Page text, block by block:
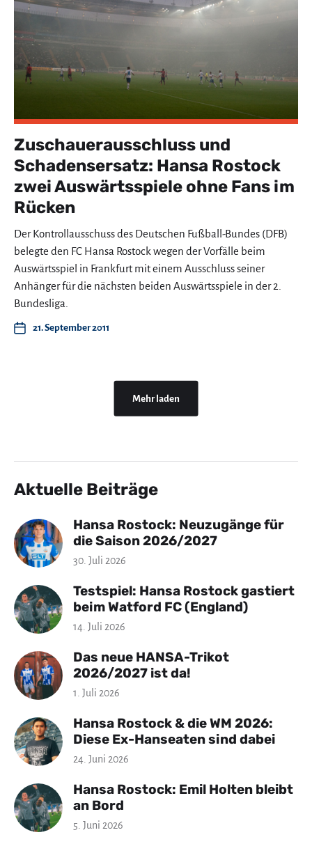
Zuschauerausschluss und
Schadensersatz: Hansa Rostock
zwei Auswärtsspiele ohne Fans im
Rücken
Der Kontrollausschuss des Deutschen Fußball-Bundes (DFB)
belegte den FC Hansa Rostock wegen der Vorfälle beim
Auswärtsspiel in Frankfurt mit einem Ausschluss seiner
Anhänger für die nächsten beiden Auswärtsspiele in der 2.
Bundesliga.
21. September 2011
Mehr laden
Aktuelle Beiträge
Hansa Rostock: Neuzugänge für
die Saison 2026/2027
30. Juli 2026
Testspiel: Hansa Rostock gastiert
beim Watford FC (England)
14. Juli 2026
Das neue HANSA-Trikot
2026/2027 ist da!
1. Juli 2026
Hansa Rostock & die WM 2026:
Diese Ex-Hanseaten sind dabei
24. Juni 2026
Hansa Rostock: Emil Holten bleibt
an Bord
5. Juni 2026